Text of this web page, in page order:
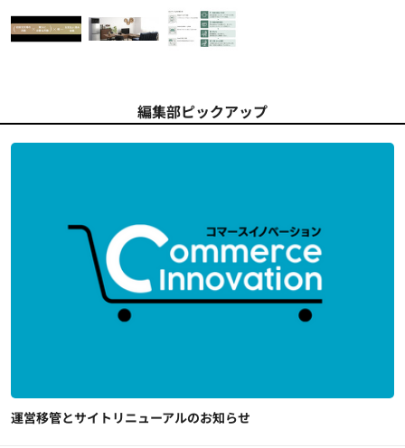
編集部ピックアップ
運営移管とサイトリニューアルのお知らせ